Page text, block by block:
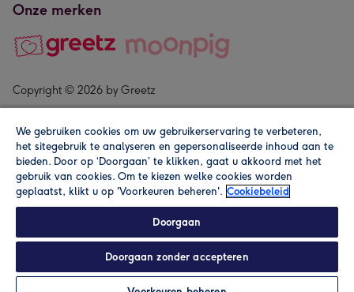
In winkelmand Personaliseren
Onze merken
Copyright © 2026 by Greetz
Alle prijzen zijn inclusief btw en andere heffingen. Lees de
We gebruiken cookies om uw gebruikerservaring te verbeteren,
het sitegebruik te analyseren en gepersonaliseerde inhoud aan te
bieden. Door op ‘Doorgaan’ te klikken, gaat u akkoord met het
gebruik van cookies. Om te kiezen welke cookies worden
geplaatst, klikt u op 'Voorkeuren beheren'. Cookiebeleid
Doorgaan
Doorgaan zonder accepteren